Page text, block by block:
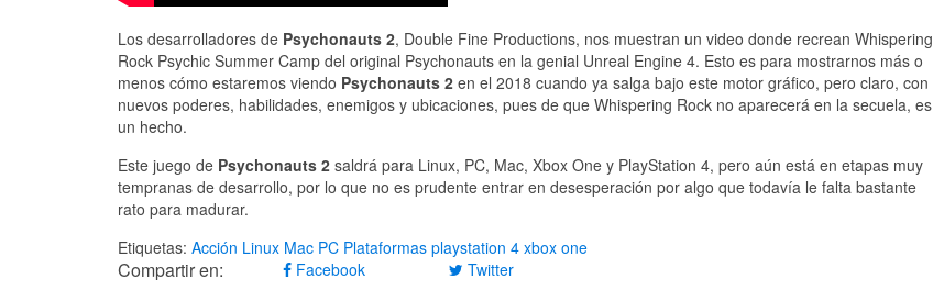
Los desarrolladores de Psychonauts 2, Double Fine Productions, nos muestran un video donde recrean Whispering
Rock Psychic Summer Camp del original Psychonauts en la genial Unreal Engine 4. Esto es para mostrarnos más o
menos cómo estaremos viendo Psychonauts 2 en el 2018 cuando ya salga bajo este motor gráfico, pero claro, con
nuevos poderes, habilidades, enemigos y ubicaciones, pues de que Whispering Rock no aparecerá en la secuela, es
un hecho.
Este juego de Psychonauts 2 saldrá para Linux, PC, Mac, Xbox One y PlayStation 4, pero aún está en etapas muy
tempranas de desarrollo, por lo que no es prudente entrar en desesperación por algo que todavía le falta bastante
rato para madurar.
Etiquetas: Acción Linux Mac PC Plataformas playstation 4 xbox one
Compartir en: Facebook Twitter